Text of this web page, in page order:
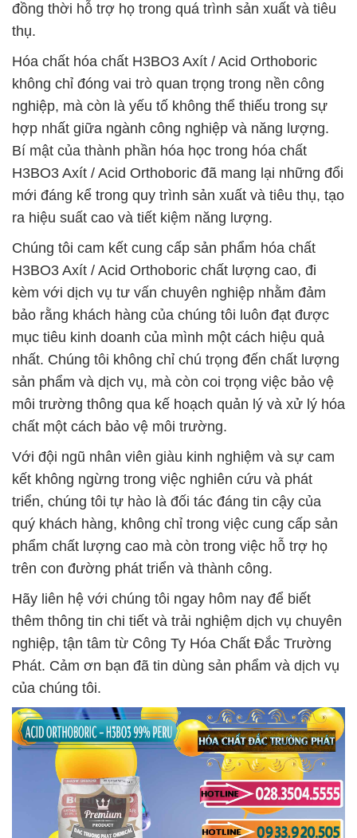
đồng thời hỗ trợ họ trong quá trình sản xuất và tiêu
thụ.
Hóa chất hóa chất H3BO3 Axít / Acid Orthoboric
không chỉ đóng vai trò quan trọng trong nền công
nghiệp, mà còn là yếu tố không thể thiếu trong sự
hợp nhất giữa ngành công nghiệp và năng lượng.
Bí mật của thành phần hóa học trong hóa chất
H3BO3 Axít / Acid Orthoboric đã mang lại những đổi
mới đáng kể trong quy trình sản xuất và tiêu thụ, tạo
ra hiệu suất cao và tiết kiệm năng lượng.
Chúng tôi cam kết cung cấp sản phẩm hóa chất
H3BO3 Axít / Acid Orthoboric chất lượng cao, đi
kèm với dịch vụ tư vấn chuyên nghiệp nhằm đảm
bảo rằng khách hàng của chúng tôi luôn đạt được
mục tiêu kinh doanh của mình một cách hiệu quả
nhất. Chúng tôi không chỉ chú trọng đến chất lượng
sản phẩm và dịch vụ, mà còn coi trọng việc bảo vệ
môi trường thông qua kế hoạch quản lý và xử lý hóa
chất một cách bảo vệ môi trường.
Với đội ngũ nhân viên giàu kinh nghiệm và sự cam
kết không ngừng trong việc nghiên cứu và phát
triển, chúng tôi tự hào là đối tác đáng tin cậy của
quý khách hàng, không chỉ trong việc cung cấp sản
phẩm chất lượng cao mà còn trong việc hỗ trợ họ
trên con đường phát triển và thành công.
Hãy liên hệ với chúng tôi ngay hôm nay để biết
thêm thông tin chi tiết và trải nghiệm dịch vụ chuyên
nghiệp, tận tâm từ Công Ty Hóa Chất Đắc Trường
Phát. Cảm ơn bạn đã tin dùng sản phẩm và dịch vụ
của chúng tôi.